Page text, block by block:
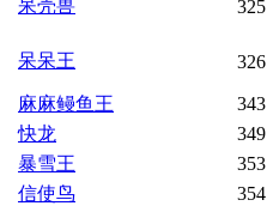
呆壳兽 325
呆呆王 326
麻麻鳗鱼王
343
快龙
349
暴雪王
353
信使鸟
354